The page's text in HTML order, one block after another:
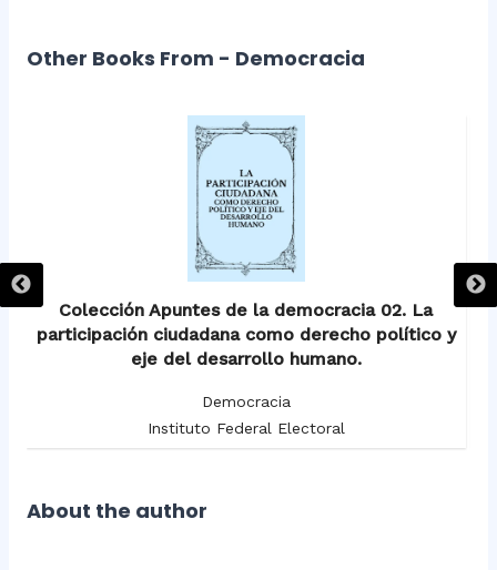
Other Books From - Democracia
Colección Apuntes de la democracia 02. La
participación ciudadana como derecho político y
eje del desarrollo humano.
Democracia
Instituto Federal Electoral
About the author